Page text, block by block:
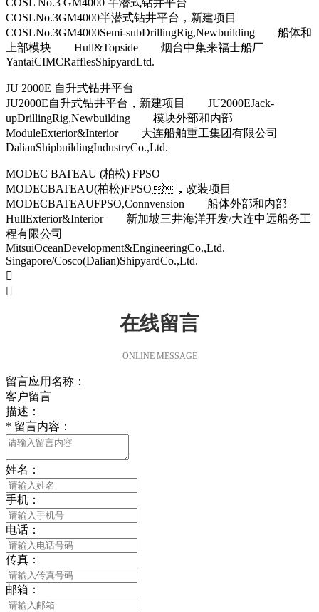
COSLNo.3GM4000半潜式钻井平台，新建项目
COSLNo.3GM4000Semi-subDrillingRig,Newbuilding 船体和
上部模块 Hull&Topside 烟台中集来福士船厂
YantaiCIMCRafflesShipyardLtd.
JU 2000E 自升式钻井平台
JU2000E自升式钻井平台，新建项目 JU2000EJack-
upDrillingRig,Newbuilding 模块外部和内部
ModuleExterior&Interior 大连船舶重工集团有限公司
DalianShipbuildingIndustryCo.,Ltd.
MODEC BATEAU (柏松) FPSO
MODECBATEAU(柏松)FPSO，改装项目
MODECBATEAUFPSO,Connvension 船体外部和内部
HullExterior&Interior 新加坡三井海洋开发/大连中远船务工
程有限公司
MitsuiOceanDevelopment&EngineeringCo.,Ltd.
Singapore/Cosco(Dalian)ShipyardCo.,Ltd.


在线留言
ONLINE MESSAGE
留言应用名称：
客户留言
描述：
* 留言内容：
姓名：
手机：
电话：
传真：
邮箱：